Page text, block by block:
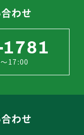
わせ
17:00
わせ